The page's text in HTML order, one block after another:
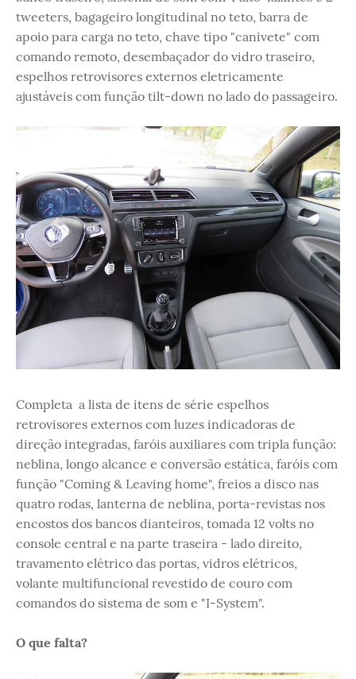
tweeters, bagageiro longitudinal no teto, barra de
apoio para carga no teto, chave tipo "canivete" com
comando remoto, desembaçador do vidro traseiro,
espelhos retrovisores externos eletricamente
ajustáveis com função tilt-down no lado do passageiro.
Completa a lista de itens de série espelhos
retrovisores externos com luzes indicadoras de
direção integradas, faróis auxiliares com tripla função:
neblina, longo alcance e conversão estática, faróis com
função "Coming & Leaving home", freios a disco nas
quatro rodas, lanterna de neblina, porta-revistas nos
encostos dos bancos dianteiros, tomada 12 volts no
console central e na parte traseira - lado direito,
travamento elétrico das portas, vidros elétricos,
volante multifuncional revestido de couro com
comandos do sistema de som e "I-System".
O que falta?